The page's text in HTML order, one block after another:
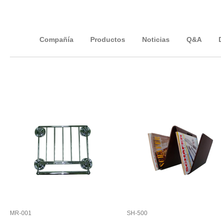
Compañía Productos Noticias Q&A
MR-001 SH-500